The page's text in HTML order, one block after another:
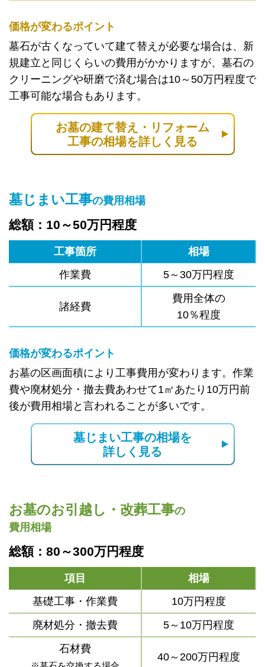
価格が変わるポイント
墓石が古くなっていて建て替えが必要な場合は、新
規建立と同じくらいの費用がかかりますが、墓石の
クリーニングや研磨で済む場合は10～50万円程度で
工事可能な場合もあります。
お墓の建て替え・リフォーム
工事の相場を詳しく見る
墓じまい工事の費用相場
総額：10～50万円程度
工事箇所
相場
作業費
5～30万円程度
諸経費
費用全体の
10％程度
価格が変わるポイント
お墓の区画面積により工事費用が変わります。作業
費や廃材処分・撤去費あわせて1㎡あたり10万円前
後が費用相場と言われることが多いです。
墓じまい工事の相場を
詳しく見る
お墓のお引越し・改葬工事の
費用相場
総額：80～300万円程度
項目
相場
基礎工事・作業費
10万円程度
廃材処分・撤去費
5～10万円程度
石材費
40～200万円程度